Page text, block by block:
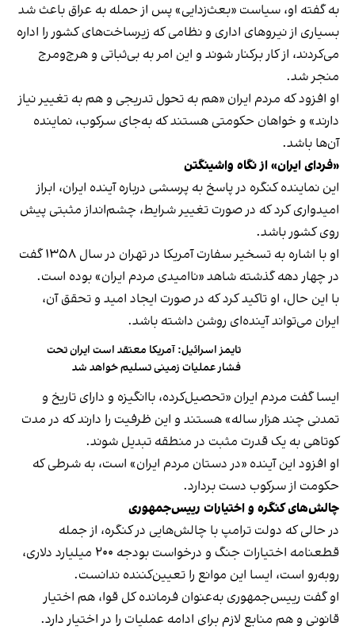
به گفته او، سیاست «بعث‌زدایی» پس از حمله به عراق باعث شد
بسیاری از نیروهای اداری و نظامی که زیرساخت‌های کشور را اداره
می‌کردند، از کار برکنار شوند و این امر به بی‌ثباتی و هرج‌ومرج
منجر شد.
او افزود که مردم ایران «هم به تحول تدریجی و هم به تغییر نیاز
دارند» و خواهان حکومتی هستند که به‌جای سرکوب، نماینده
آن‌ها باشد.
«فردای ایران» از نگاه واشینگتن
این نماینده کنگره در پاسخ به پرسشی درباره آینده ایران، ابراز
امیدواری کرد که در صورت تغییر شرایط، چشم‌انداز مثبتی پیش
روی کشور باشد.
او با اشاره به تسخیر سفارت آمریکا در تهران در سال ۱۳۵۸ گفت
در چهار دهه گذشته شاهد «ناامیدی مردم ایران» بوده است.
با این حال، او تاکید کرد که در صورت ایجاد امید و تحقق آن،
ایران می‌تواند آینده‌ای روشن داشته باشد.
تایمز اسرائیل: آمریکا معتقد است ایران تحت
فشار عملیات زمینی تسلیم خواهد شد
ایسا گفت مردم ایران «تحصیل‌کرده، باانگیزه و دارای تاریخ و
تمدنی چند هزار ساله» هستند و این ظرفیت را دارند که در مدت
کوتاهی به یک قدرت مثبت در منطقه تبدیل شوند.
او افزود این آینده «در دستان مردم ایران» است، به شرطی که
حکومت از سرکوب دست بردارد.
چالش‌های کنگره و اختیارات رییس‌جمهوری
در حالی که دولت ترامپ با چالش‌هایی در کنگره، از جمله
قطعنامه اختیارات جنگ و درخواست بودجه ۲۰۰ میلیارد دلاری،
روبه‌رو است، ایسا این موانع را تعیین‌کننده ندانست.
او گفت رییس‌جمهوری به‌عنوان فرمانده کل قوا، هم اختیار
قانونی و هم منابع لازم برای ادامه عملیات را در اختیار دارد.